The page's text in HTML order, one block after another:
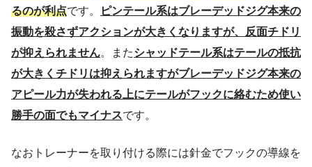
るのが利点です。
ピンテール系はブレーデッドジグ本来の
振動を殺さずアクションが大きくなりますが、反面チドリ
が抑えられません。またシャッドテール系はテールの抵抗
が大きくチドリは抑えられますがブレーデッドジグ本来の
アピール力が失われる上にテールがフックに絡むため使い
勝手の面でもマイナスです。
なおトレーナーを取り付ける際には針金でフックの導線を